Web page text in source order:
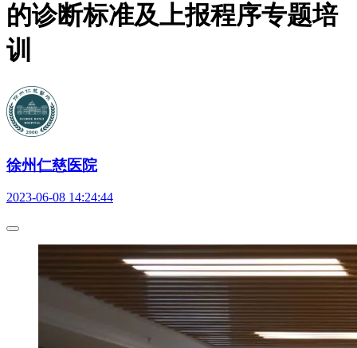
的诊断标准及上报程序专题培
训
徐州仁慈医院
2023-06-08 14:24:44